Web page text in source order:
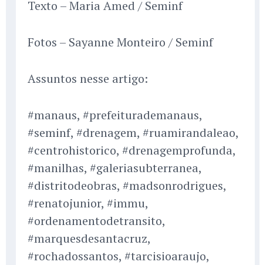
Texto – Maria Amed / Seminf
Fotos – Sayanne Monteiro / Seminf
Assuntos nesse artigo:
#manaus, #prefeiturademanaus,
#seminf, #drenagem, #ruamirandaleao,
#centrohistorico, #drenagemprofunda,
#manilhas, #galeriasubterranea,
#distritodeobras, #madsonrodrigues,
#renatojunior, #immu,
#ordenamentodetransito,
#marquesdesantacruz,
#rochadossantos, #tarcisioaraujo,